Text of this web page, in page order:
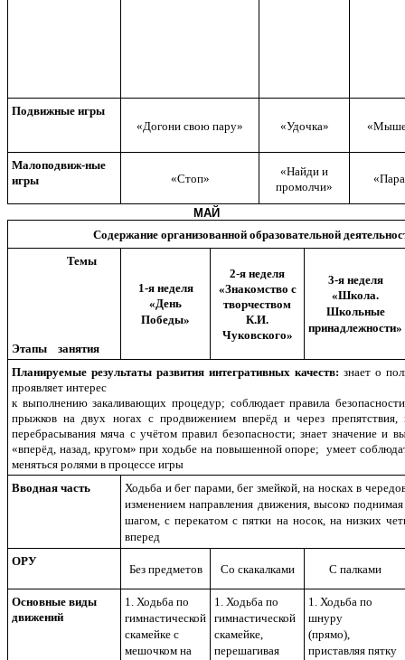
Подвижные игры
«Догони свою пару»
«Удочка»
Малоподвиж-ные
игры
«Стоп»
«Найди и
промолчи»
МАЙ
Содержание организованной образовательной
Темы
Этапы занятия
1-я неделя
«День
Победы»
2-я неделя
«Знакомство с
творчеством
К.И.
Чуковского»
3-я неделя
«Школа.
Школьные
принадлежности»
Планируемые результаты развития интегративных качеств: знает о
проявляет интерес
к выполнению закаливающих процедур; соблюдает правила
прыжков на двух ногах с продвижением вперёд и через препятствия,
перебрасывания мяча с учётом правил безопасности; знает значение и
«вперёд, назад, кругом» при ходьбе на повышенной опоре; умеет
меняться ролями в процессе игры
Вводная часть
Ходьба и бег парами, бег змейкой, на носках в
изменением направления движения, высоко
шагом, с перекатом с пятки на носок, на низких
вперед
ОРУ
Без предметов Со скакалками С палками
Основные виды
движений
1. Ходьба по
гимнастической
скамейке с
мешочком на
1. Ходьба по
гимнастической
скамейке,
перешагивая
1. Ходьба по
шнуру
(прямо),
приставляя пятку